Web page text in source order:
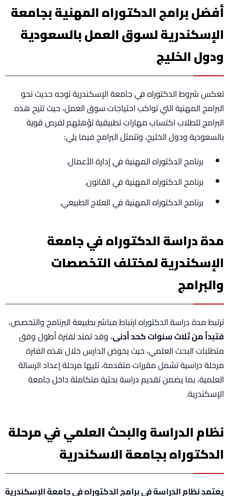
أفضل برامج الدكتوراه المهنية بجامعة
الإسكندرية لسوق العمل بالسعودية
ودول الخليج
تعكس شروط الدكتوراه في جامعة الإسكندرية توجه حديث نحو
البرامج المهنية التي تواكب احتياجات سوق العمل، حيث تتيح هذه
البرامج للطلاب اكتساب مهارات تطبيقية تؤهلهم لفرص قوية
بالسعودية ودول الخليج، وتتمثل البرامج فيما يلي:
برنامج الدكتوراه المهنية في إدارة الأعمال.
برنامج الدكتوراه المهنية في القانون.
برنامج الدكتوراه المهنية في العلاج الطبيعي.
مدة دراسة الدكتوراه في جامعة
الإسكندرية لمختلف التخصصات
والبرامج
ترتبط مدة دراسة الدكتوراه ارتباط مباشر بطبيعة البرنامج والتخصص،
فتبدأ من ثلاث سنوات كحد أدنى، وقد تمتد لفترة أطول وفق
متطلبات البحث العلمي، حيث يخوض الدارس خلال هذه الفترة
مرحلة دراسية تشمل مقررات متقدمة، تليها مرحلة إعداد الرسالة
العلمية، بما يضمن تقديم دراسة بحثية متكاملة داخل جامعة
الإسكندرية.
نظام الدراسة والبحث العلمي في مرحلة
الدكتوراه بجامعة الاسكندرية
يعتمد نظام الدراسة في برامج الدكتوراه في جامعة الإسكندرية